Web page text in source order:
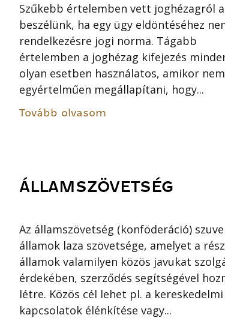
Szűkebb értelemben vett joghézagról
beszélünk, ha egy ügy eldöntéséhez
rendelkezésre jogi norma. Tágabb
értelemben a joghézag kifejezés
olyan esetben használatos, amikor
egyértelműen megállapítani, hogy...
Tovább olvasom
ÁLLAMSZÖVETSÉG
Az államszövetség (konföderáció)
államok laza szövetsége, amelyet a
államok valamilyen közös javukat
érdekében, szerződés segítségével
létre. Közös cél lehet pl. a kereskedelmi
kapcsolatok élénkítése vagy...